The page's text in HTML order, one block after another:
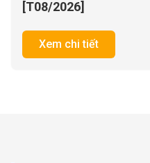
nhất năm 2026
Xem chi tiết